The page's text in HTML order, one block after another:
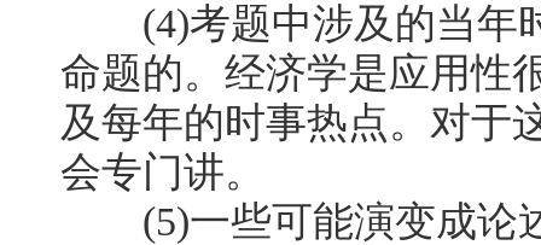
(4)考题中涉及的当年
命题的。经济学是应用性
及每年的时事热点。对于
会专门讲。
(5)一些可能演变成论